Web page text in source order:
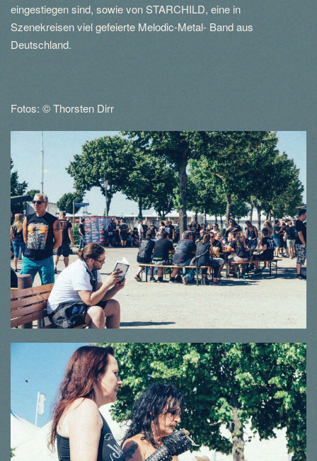
eingestiegen sind, sowie von STARCHILD, eine in
Szenekreisen viel gefeierte Melodic-Metal- Band aus
Deutschland.
Fotos: © Thorsten Dirr
© Thorsten Dirr
© Thorsten Dirr